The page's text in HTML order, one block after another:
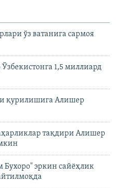
ўз ватанига сармоя
1,5 миллиард
қурилишига Алишер
тақдири Алишер
эркин сайёҳлик